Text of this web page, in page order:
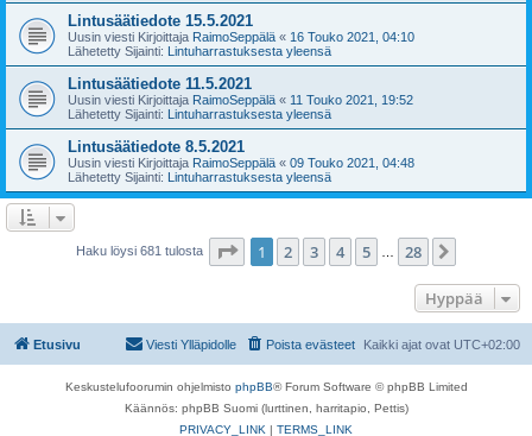
Lintusäätiedote 15.5.2021
Uusin viesti Kirjoittaja RaimoSeppälä « 16 Touko 2021, 04:10
Lähetetty Sijainti: Lintuharrastuksesta yleensä
Lintusäätiedote 11.5.2021
Uusin viesti Kirjoittaja RaimoSeppälä « 11 Touko 2021, 19:52
Lähetetty Sijainti: Lintuharrastuksesta yleensä
Lintusäätiedote 8.5.2021
Uusin viesti Kirjoittaja RaimoSeppälä « 09 Touko 2021, 04:48
Lähetetty Sijainti: Lintuharrastuksesta yleensä
Haku löysi 681 tulosta Sivu /28
1 2 3 4 5 28
Hyppää
Etusivu Kaikki ajat ovat UTC+02:00
Poista evästeet
Viesti Ylläpidolle
Keskustelufoorumin ohjelmisto phpBB® Forum Software © phpBB Limited
Käännös: phpBB Suomi (lurttinen, harritapio, Pettis)
PRIVACY_LINK | TERMS_LINK